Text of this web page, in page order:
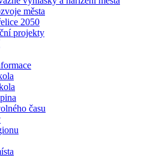
města
2050
projekty
času